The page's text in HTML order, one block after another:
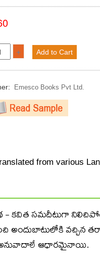
+ Add to Cart
Emesco Books Pvt Ltd.
from various
- కవిత సమదీటుగా
అందుబాటులోకి వచ్చిన
అనువాదాలే ఆధారమైనాయి.